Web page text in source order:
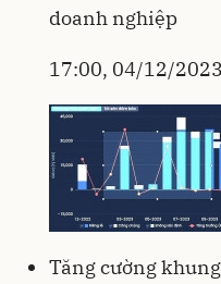
doanh nghiệp
17:00, 04/12/2023
Tăng cường